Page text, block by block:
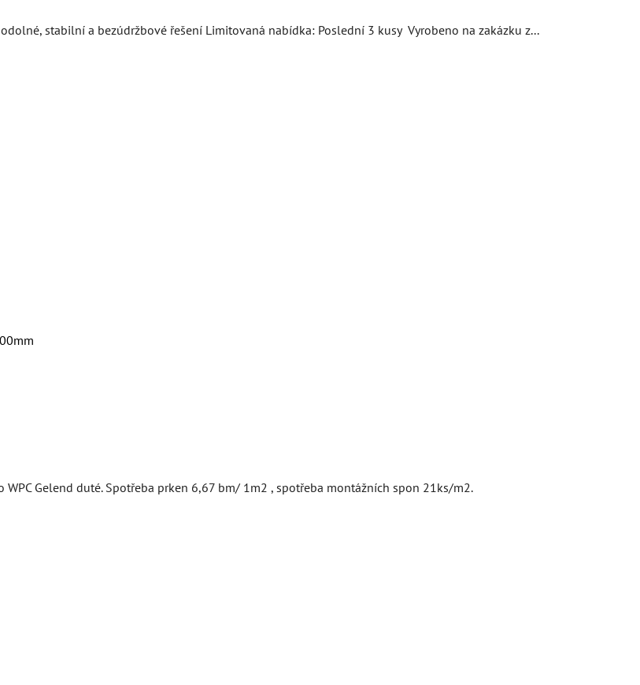
stabilní a bezúdržbové řešení Limitovaná nabídka: Poslední 3 kusy Vyrobeno na zakázku z...
Gelend duté. Spotřeba prken 6,67 bm/ 1m2 , spotřeba montážních spon 21ks/m2.